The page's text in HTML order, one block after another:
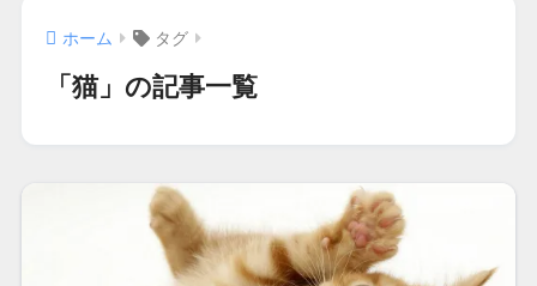
ホーム タグ
「猫」の記事一覧